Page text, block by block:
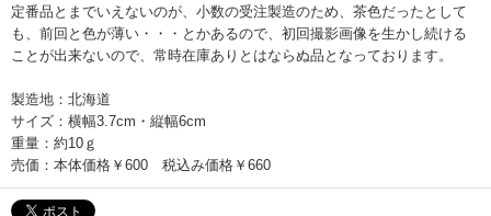
定番品とまでいえないのが、小数の受注製造のため、茶色だったとして
も、前回と色が薄い・・・とかあるので、初回撮影画像を生かし続ける
ことが出来ないので、常時在庫ありとはならぬ品となっております。
製造地：北海道
サイズ：横幅3.7cm・縦幅6cm
重量：約10ｇ
売価：本体価格￥600 税込み価格￥660